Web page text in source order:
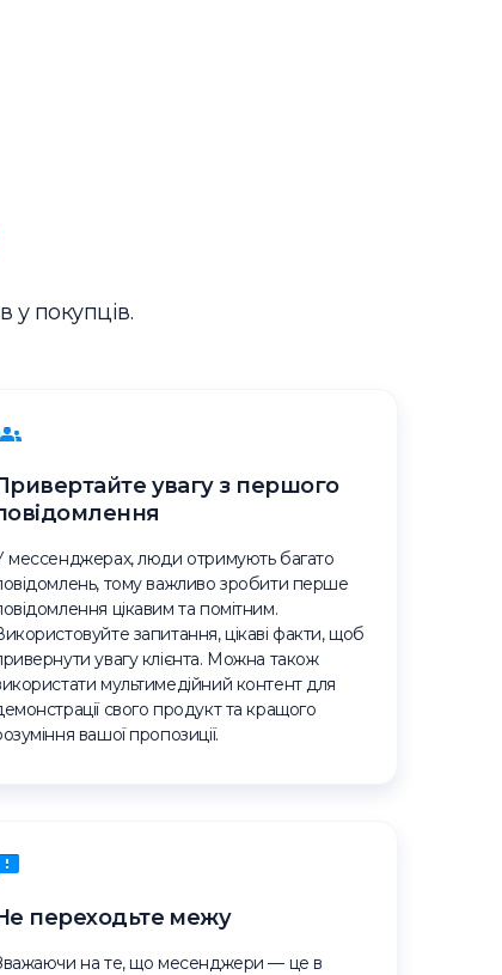
у покупців.
увагу з першого
мессенджерах, люди отримують багато
тому важливо зробити перше
цікавим та помітним.
запитання, цікаві факти, щоб
увагу клієнта. Можна також
мультимедійний контент для
свого продукт та кращого
вашої пропозиції.
переходьте межу
на те, що месенджери — це в